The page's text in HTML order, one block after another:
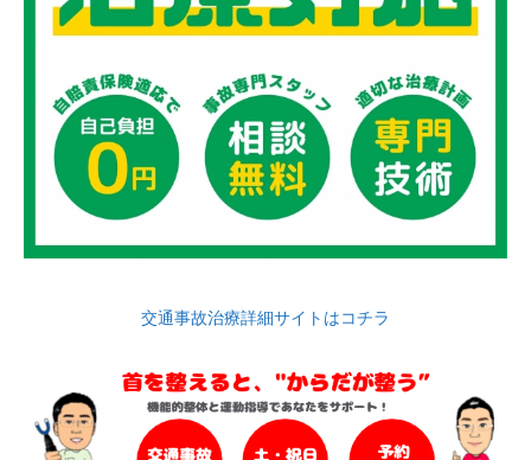
交通事故治療詳細サイトはコチラ